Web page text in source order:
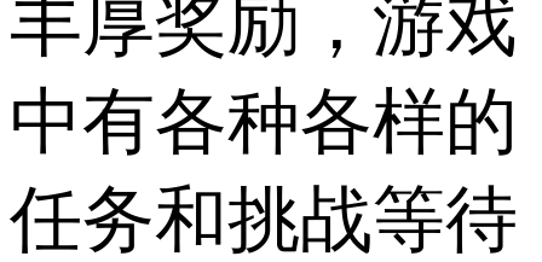
丰厚奖励，游戏
中有各种各样的
任务和挑战等待